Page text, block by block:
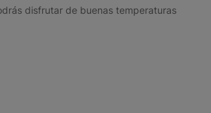
disfrutar de buenas temperaturas